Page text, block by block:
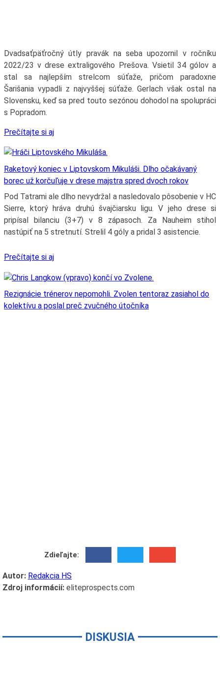
Dvadsaťpäťročný útly pravák na seba upozornil v ročníku
2022/23 v drese extraligového Prešova. Vsietil 34 gólov a
stal sa najlepším strelcom súťaže, pričom paradoxne
Šarišania vypadli z najvyššej súťaže. Gerlach však ostal na
Slovensku, keď sa pred touto sezónou dohodol na spolupráci
s Popradom.
Prečítajte si aj
Raketový koniec v Liptovskom Mikuláši. Dlho očakávaný
borec už korčuľuje v drese majstra spred dvoch rokov
Pod Tatrami ale dlho nevydržal a nasledovalo pôsobenie v HC
Sierre, ktorý hráva druhú švajčiarsku ligu. V jeho drese si
pripísal bilanciu (3+7) v 8 zápasoch. Za Nauheim stihol
nastúpiť na 5 stretnutí. Strelil 4 góly a pridal 3 asistencie.
Prečítajte si aj
Rezignácie trénerov nepomohli. Zvolen tentoraz zasiahol do
kolektívu a poslal preč zvučného útočníka
Zdieľajte:
Autor: Redakcia HS
Zdroj informácií:eliteprospects.com
DISKUSIA